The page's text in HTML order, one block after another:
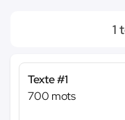
1
Texte #1
700 mots